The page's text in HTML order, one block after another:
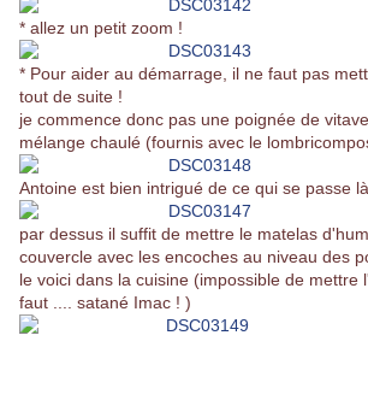
* allez un petit zoom !
* Pour aider au démarrage, il ne faut pas
tout de suite !
je commence donc pas une poignée de
mélange chaulé (fournis avec le
Antoine est bien intrigué de ce qui se passe
par dessus il suffit de mettre le matelas
couvercle avec les encoches au niveau des
le voici dans la cuisine (impossible de mettre
faut .... satané Imac ! )